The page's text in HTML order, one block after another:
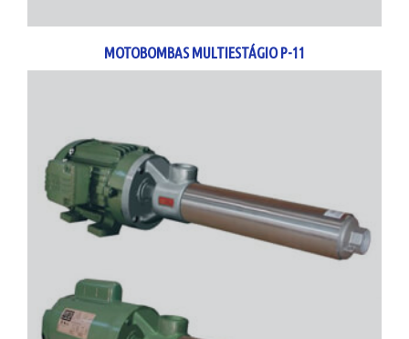
MOTOBOMBAS MULTIESTÁGIO P-11